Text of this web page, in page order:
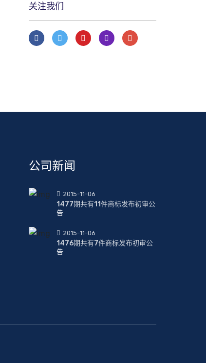
关注我们
公司新闻
2015-11-06
1477期共有11件商标发布初审公
告
2015-11-06
1476期共有7件商标发布初审公
告